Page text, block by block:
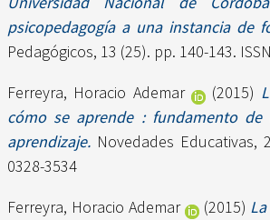
psicopedagogía a una instancia de
Pedagógicos, 13 (25). pp. 140-143.
Ferreyra, Horacio Ademar
(2015)
cómo se aprende : fundamento
aprendizaje. Novedades Educativas,
0328-3534
Ferreyra, Horacio Ademar
(2015)